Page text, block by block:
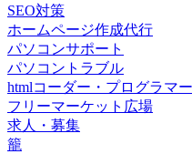
SEO対策
ホームページ作成代行
パソコンサポート
パソコントラブル
htmlコーダー・プログラマ
フリーマーケット広場
求人・募集
籠